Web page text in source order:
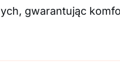
gwarantując